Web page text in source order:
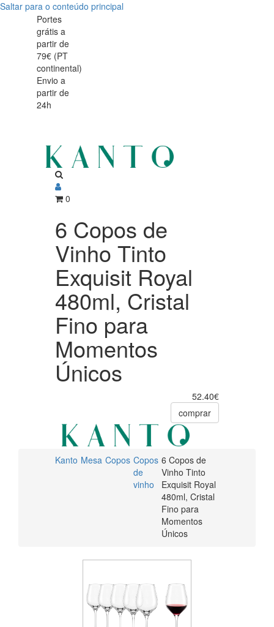
Saltar para o conteúdo principal
Portes
grátis a
partir de
79€ (PT
continental)
Envio a
partir de
24h
0
6 Copos de
Vinho Tinto
Exquisit Royal
480ml, Cristal
Fino para
Momentos
Únicos
52.40€
comprar
Kanto Mesa Copos Copos
de
vinho
6 Copos de
Vinho Tinto
Exquisit Royal
480ml, Cristal
Fino para
Momentos
Únicos